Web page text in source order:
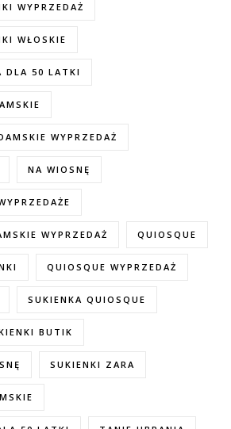
WYPRZEDAŻ
WŁOSKIE
DLA 50 LATKI
WYPRZEDAŻ
NA WIOSNĘ
WYPRZEDAŻ QUIOSQUE
QUIOSQUE WYPRZEDAŻ
SUKIENKA QUIOSQUE
BUTIK
SUKIENKI ZARA